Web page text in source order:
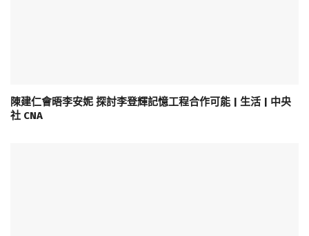
陳建仁會晤李安妮 探討李登輝記憶工程合作可能 | 生活 | 中央
社 CNA